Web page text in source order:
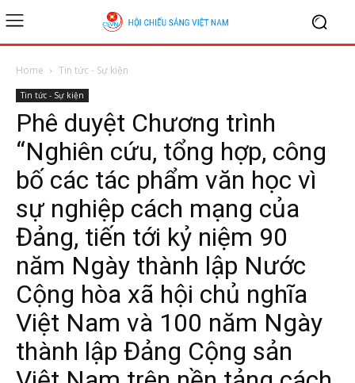
Home Tin tức - Sự kiện
Tin tức - Sự kiện
Phê duyệt Chương trình
“Nghiên cứu, tổng hợp, công
bố các tác phẩm văn học vì
sự nghiệp cách mạng của
Đảng, tiến tới kỷ niệm 90
năm Ngày thành lập Nước
Cộng hòa xã hội chủ nghĩa
Việt Nam và 100 năm Ngày
thành lập Đảng Cộng sản